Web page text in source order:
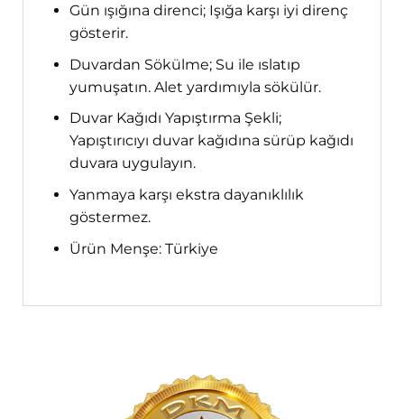
Gün ışığına direnci; Işığa karşı iyi direnç
gösterir.
Duvardan Sökülme; Su ile ıslatıp
yumuşatın. Alet yardımıyla sökülür.
Duvar Kağıdı Yapıştırma Şekli;
Yapıştırıcıyı duvar kağıdına sürüp kağıdı
duvara uygulayın.
Yanmaya karşı ekstra dayanıklılık
göstermez.
Ürün Menşe: Türkiye